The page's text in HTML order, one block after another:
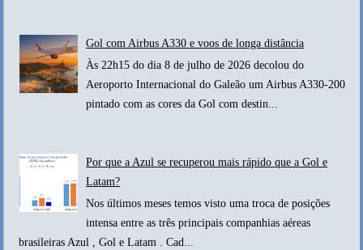
Gol com Airbus A330 e voos de longa distância
Às 22h15 do dia 8 de julho de 2026 decolou do
Aeroporto Internacional do Galeão um Airbus A330-200
pintado com as cores da Gol com destin...
Por que a Azul se recuperou mais rápido que a Gol e
Latam?
Nos últimos meses temos visto uma troca de posições
intensa entre as três principais companhias aéreas
brasileiras Azul , Gol e Latam . Cad...